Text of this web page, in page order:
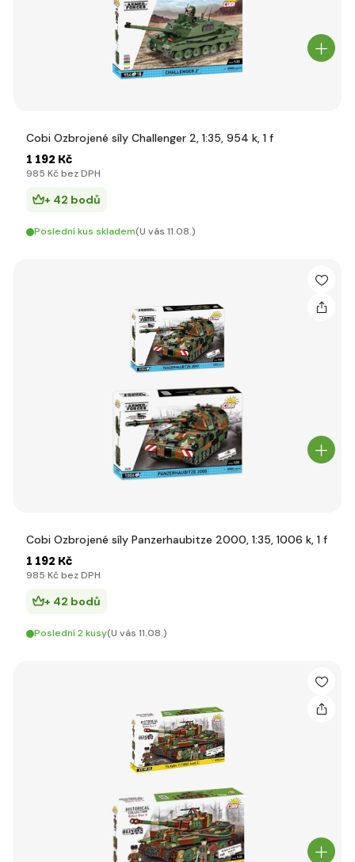
Cobi Ozbrojené síly Challenger 2, 1:35, 954 k, 1 f
1 192 Kč
985 Kč bez DPH
+ 42 bodů
Poslední kus skladem(U vás 11.08.)
Cobi Ozbrojené síly Panzerhaubitze 2000, 1:35, 1006 k, 1 f
1 192 Kč
985 Kč bez DPH
+ 42 bodů
Poslední 2 kusy(U vás 11.08.)